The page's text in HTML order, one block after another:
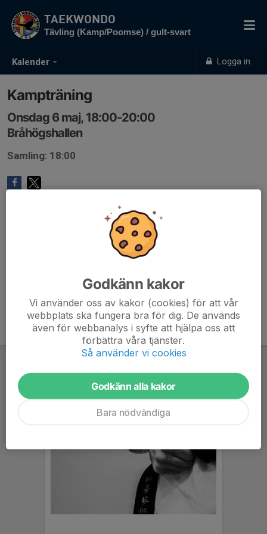
Kalender Logga in
TAEKWONDO
Tävling (Kamp/Poomse) / gult-svart
Kampträning
Onsdag 6 maj, 18:00-20:00
Bråhögshallen
Samling: 18:00
Godkänn kakor
Vi använder oss av kakor (cookies) för att vår
webbplats ska fungera bra för dig. De används
även för webbanalys i syfte att hjälpa oss att
förbättra våra tjänster.
Så använder vi cookies
Godkänn alla kakor
Bara nödvändiga